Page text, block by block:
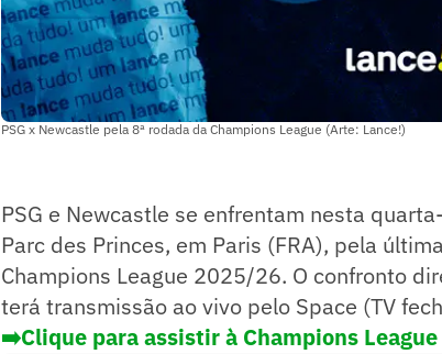
PSG x Newcastle pela 8ª rodada da Champions League (Arte: Lance!)
PSG e Newcastle se enfrentam nesta
Parc des Princes, em Paris (FRA), pela
Champions League 2025/26. O confronto
terá transmissão ao vivo pelo Space (TV
➡️Clique para assistir à Champions League